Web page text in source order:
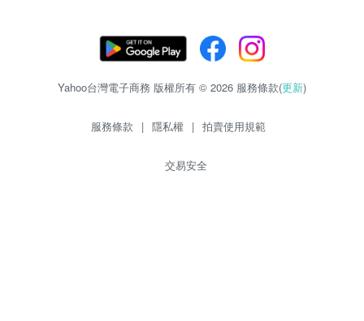
Yahoo台灣電子商務 版權所有 © 2026 服務條款(更新)
服務條款 | 隱私權 | 拍賣使用規範
交易安全